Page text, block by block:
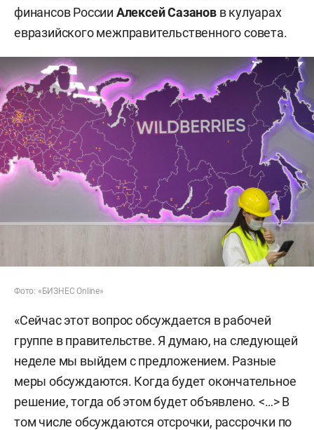
финансов России Алексей Сазановв кулуарах
евразийского межправительственного совета.
Фото: «БИЗНЕС Online»
«Сейчас этот вопрос обсуждается в рабочей
группе в правительстве. Я думаю, на следующей
неделе мы выйдем с предложением. Разные
меры обсуждаются. Когда будет окончательное
решение, тогда об этом будет объявлено. <…> В
том числе обсуждаются отсрочки, рассрочки по